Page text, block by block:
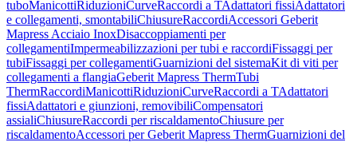
tuboManicottiRiduzioniCurveRaccordi a TAdattatori fissiAdattatori
e collegamenti, smontabiliChiusureRaccordiAccessori Geberit
Mapress Acciaio InoxDisaccoppiamenti per
collegamentiImpermeabilizzazioni per tubi e raccordiFissaggi per
tubiFissaggi per collegamentiGuarnizioni del sistemaKit di viti per
collegamenti a flangiaGeberit Mapress ThermTubi
ThermRaccordiManicottiRiduzioniCurveRaccordi a TAdattatori
fissiAdattatori e giunzioni, removibiliCompensatori
assialiChiusureRaccordi per riscaldamentoChiusure per
riscaldamentoAccessori per Geberit Mapress ThermGuarnizioni del